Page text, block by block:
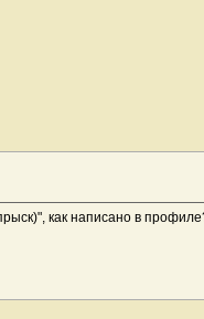
как написано в